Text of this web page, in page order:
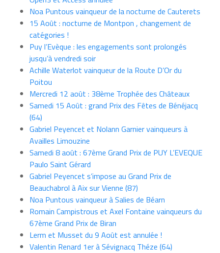
Noa Puntous vainqueur de la nocturne de Cauterets
15 Août : nocturne de Montpon , changement de
catégories !
Puy l’Evèque : les engagements sont prolongés
jusqu’à vendredi soir
Achille Waterlot vainqueur de la Route D’Or du
Poitou
Mercredi 12 août : 38ème Trophée des Châteaux
Samedi 15 Août : grand Prix des Fêtes de Bénéjacq
(64)
Gabriel Peyencet et Nolann Garnier vainqueurs à
Availles Limouzine
Samedi 8 août : 67ème Grand Prix de PUY L’EVEQUE
Paulo Saint Gérard
Gabriel Peyencet s’impose au Grand Prix de
Beauchabrol à Aix sur Vienne (87)
Noa Puntous vainqueur à Salies de Béarn
Romain Campistrous et Axel Fontaine vainqueurs du
67ème Grand Prix de Biran
Lerm et Musset du 9 Août est annulée !
Valentin Renard 1er à Sévignacq Théze (64)